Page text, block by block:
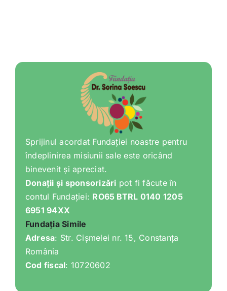
Sprijinul acordat Fundației noastre pentru
îndeplinirea misiunii sale este oricând
binevenit și apreciat.
Donații și sponsorizări pot fi făcute în
contul Fundației: RO65 BTRL 0140 1205
6951 94XX
Fundația Simile
Adresa: Str. Cișmelei nr. 15, Constanța
România
Cod fiscal: 10720602